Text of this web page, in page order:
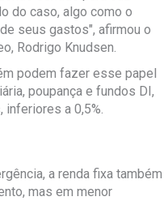
do caso, algo como o
seus gastos", afirmou o
Rodrigo Knudsen.
podem fazer esse papel
poupança e fundos DI,
inferiores a 0,5%.
a renda fixa também
mas em menor